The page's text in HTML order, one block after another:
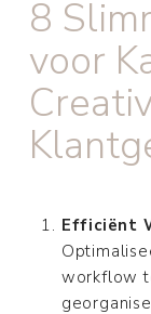
8
voor
Efficiënt
workflow